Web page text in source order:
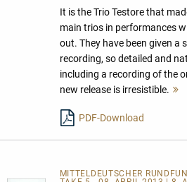
It is the Trio Testore that
main trios in performances
out. They have been given a
recording, so detailed and
including a recording of the
new release is irresistible.
PDF-Download
MITTELDEUTSCHER